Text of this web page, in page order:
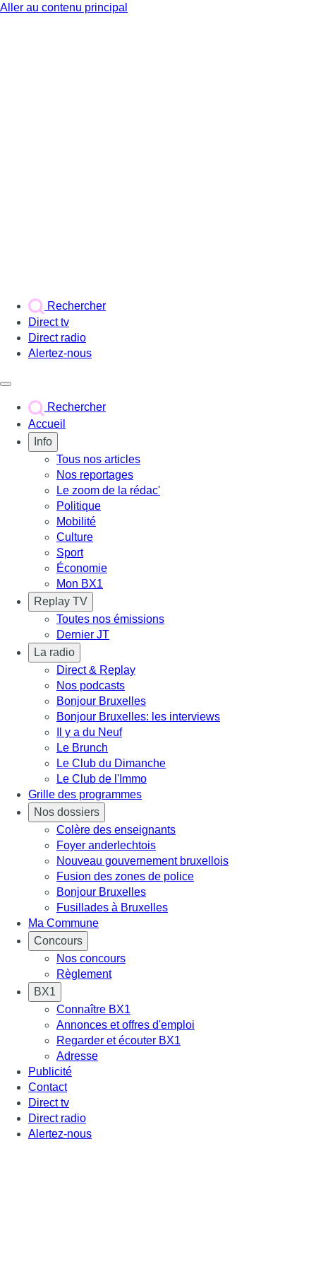
Aller au contenu principal
Rechercher
Direct tv
Direct radio
Alertez-nous
Rechercher
Accueil
Info
Tous nos articles
Nos reportages
Le zoom de la rédac'
Politique
Mobilité
Culture
Sport
Économie
Mon BX1
Replay TV
Toutes nos émissions
Dernier JT
La radio
Direct & Replay
Nos podcasts
Bonjour Bruxelles
Bonjour Bruxelles: les interviews
Il y a du Neuf
Le Brunch
Le Club du Dimanche
Le Club de l'Immo
Grille des programmes
Nos dossiers
Colère des enseignants
Foyer anderlechtois
Nouveau gouvernement bruxellois
Fusion des zones de police
Bonjour Bruxelles
Fusillades à Bruxelles
Ma Commune
Concours
Nos concours
Règlement
BX1
Connaître BX1
Annonces et offres d'emploi
Regarder et écouter BX1
Adresse
Publicité
Contact
Direct tv
Direct radio
Alertez-nous